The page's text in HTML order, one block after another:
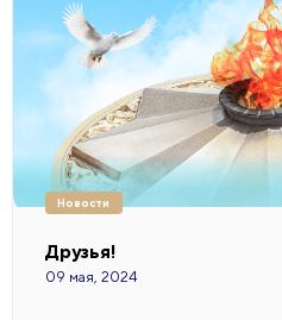
Новости
Друзья!
09 мая, 2024